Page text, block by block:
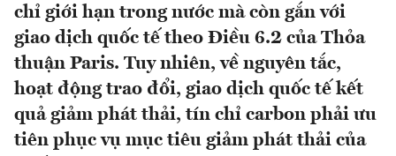
chỉ giới hạn trong nước mà còn gắn với
giao dịch quốc tế theo Điều 6.2 của Thỏa
thuận Paris. Tuy nhiên, về nguyên tắc,
hoạt động trao đổi, giao dịch quốc tế kết
quả giảm phát thải, tín chỉ carbon phải ưu
tiên phục vụ mục tiêu giảm phát thải của